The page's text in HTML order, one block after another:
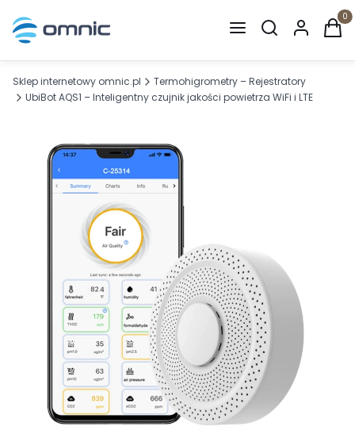
Otwórz
Sklep internetowy omnic.pl
Termohigrometry – Rejestratory
UbiBot AQS1 – Inteligentny czujnik jakości powietrza WiFi i LTE